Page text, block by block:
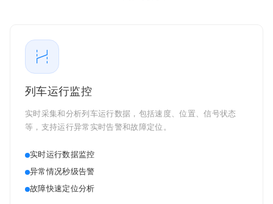
列车运行监控
实时采集和分析列车运行数据，包括速度、位置、信号状态
等，支持运行异常实时告警和故障定位。
实时运行数据监控
异常情况秒级告警
故障快速定位分析